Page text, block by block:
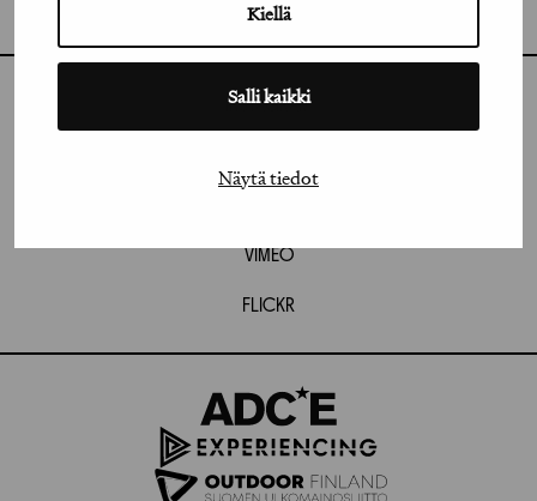
Kiellä
Salli kaikki
Näytä tiedot
INSTAGRAM
VIMEO
FLICKR